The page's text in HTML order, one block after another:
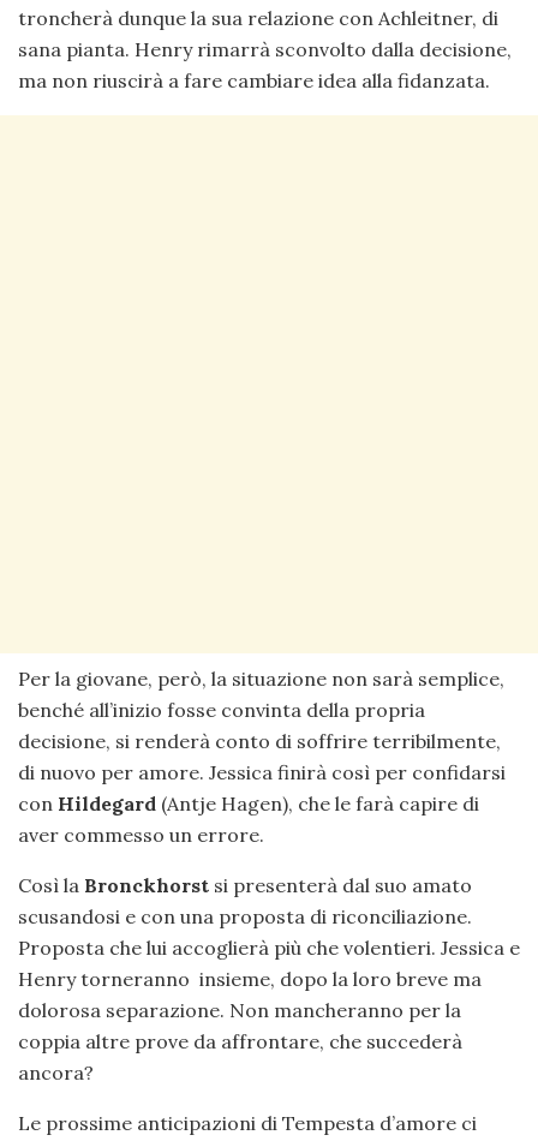
troncherà dunque la sua relazione con Achleitner, di
sana pianta. Henry rimarrà sconvolto dalla decisione,
ma non riuscirà a fare cambiare idea alla fidanzata.
Per la giovane, però, la situazione non sarà semplice,
benché all’inizio fosse convinta della propria
decisione, si renderà conto di soffrire terribilmente,
di nuovo per amore. Jessica finirà così per confidarsi
con Hildegard (Antje Hagen), che le farà capire di
aver commesso un errore.
Così la Bronckhorst si presenterà dal suo amato
scusandosi e con una proposta di riconciliazione.
Proposta che lui accoglierà più che volentieri. Jessica e
Henry torneranno insieme, dopo la loro breve ma
dolorosa separazione. Non mancheranno per la
coppia altre prove da affrontare, che succederà
ancora?
Le prossime anticipazioni di Tempesta d’amore ci